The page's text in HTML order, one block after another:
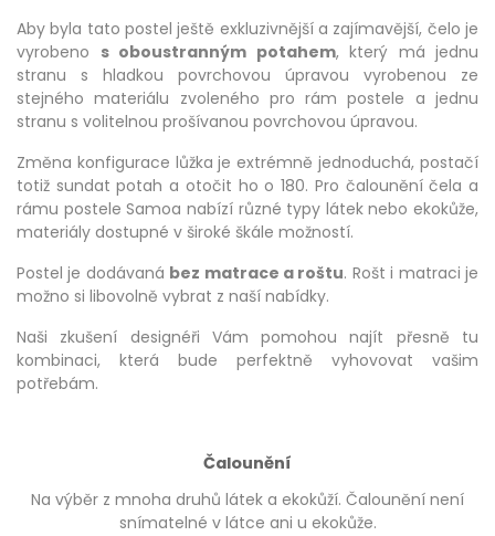
Aby byla tato postel ještě exkluzivnější a zajímavější, čelo je
vyrobeno s oboustranným potahem, který má jednu
stranu s hladkou povrchovou úpravou vyrobenou ze
stejného materiálu zvoleného pro rám postele a jednu
stranu s volitelnou prošívanou povrchovou úpravou.
Změna konfigurace lůžka je extrémně jednoduchá, postačí
totiž sundat potah a otočit ho o 180. Pro čalounění čela a
rámu postele Samoa nabízí různé typy látek nebo ekokůže,
materiály dostupné v široké škále možností.
Postel je dodávaná bez matrace a roštu. Rošt i matraci je
možno si libovolně vybrat z naší nabídky.
Naši zkušení designéři Vám pomohou najít přesně tu
kombinaci, která bude perfektně vyhovovat vašim
potřebám.
Čalounění
Na výběr z mnoha druhů látek a ekokůží. Čalounění není
snímatelné v látce ani u ekokůže.